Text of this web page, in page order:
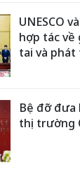
UNESCO
hợp tác
tai và
Bệ đỡ đưa
thị trường